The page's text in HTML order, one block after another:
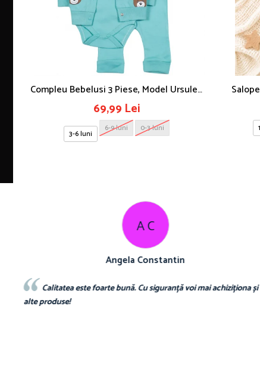
Compleu Bebelusi 3 Piese, Model Ursulet,
Safir
69,99 Lei
3-6 luni
6-9 luni 0-3 luni
M B
Mariana Biza
Sunt superbebe toate hainutele ce le am achizitionat de la voi si
o calitate excelenta voi reveni curand pt comenzi pt bebe❤️❤️❤️